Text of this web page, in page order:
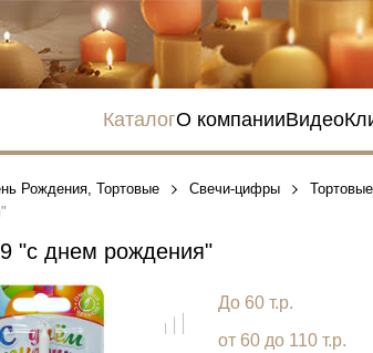
КаталогО компанииВидео
Рождения, Тортовые Свечи-цифры
"с днем рождения"
До 60 т.р.
от 60 до 110 т.р.